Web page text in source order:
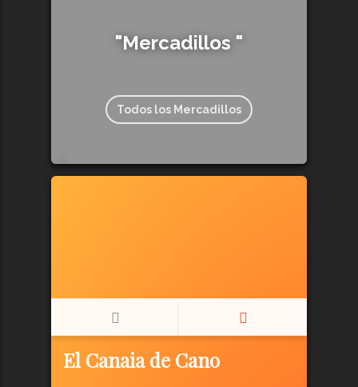
"Mercadillos "
Todos los Mercadillos
El Canaia de Cano